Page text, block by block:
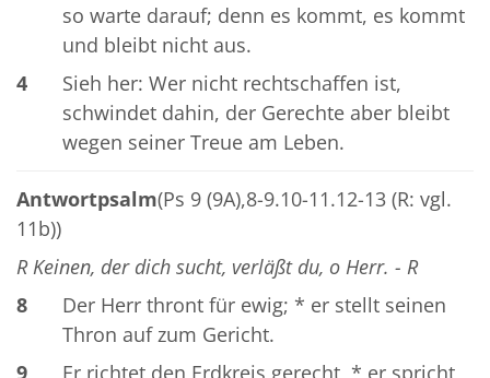
so warte darauf; denn es kommt, es kommt
und bleibt nicht aus.
4
Sieh her: Wer nicht rechtschaffen ist,
schwindet dahin, der Gerechte aber bleibt
wegen seiner Treue am Leben.
Antwortpsalm(Ps 9 (9A),8-9.10-11.12-13 (R: vgl.
11b))
R Keinen, der dich sucht, verläßt du, o Herr. - R
8
Der Herr thront für ewig; * er stellt seinen
Thron auf zum Gericht.
9
Er richtet den Erdkreis gerecht, * er spricht